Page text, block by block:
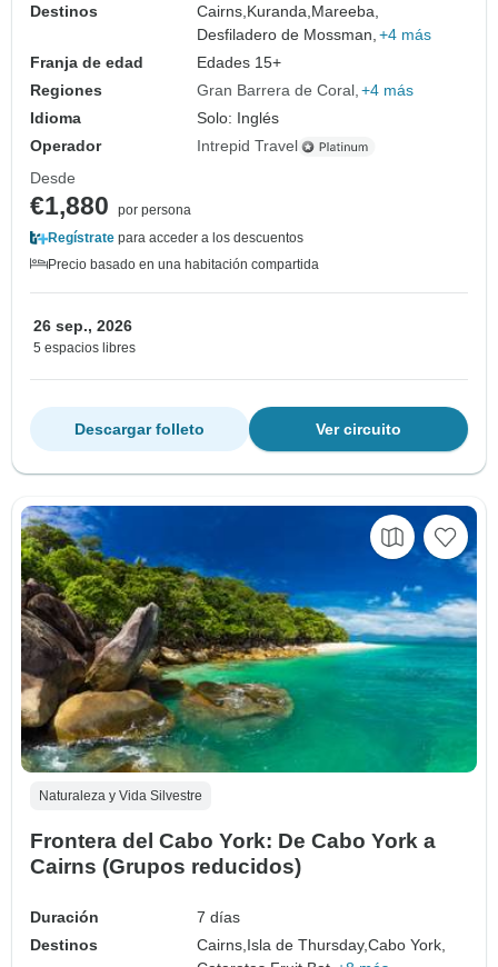
Destinos
Cairns,Kuranda,Mareeba,
Desfiladero de Mossman, +4 más
Franja de edad
Edades 15+
Regiones
Gran Barrera de Coral +4 más
Idioma
Solo: Inglés
Operador
Intrepid Travel
Desde
€1,880
por persona
Regístrate para acceder a los descuentos
Precio basado en una habitación compartida
26 sep., 2026
5 espacios libres
Ver circuito
Descargar folleto
Naturaleza y Vida Silvestre
Frontera del Cabo York: De Cabo York a
Cairns (Grupos reducidos)
Duración
7 días
Destinos
Cairns, Isla de Thursday,Cabo York,